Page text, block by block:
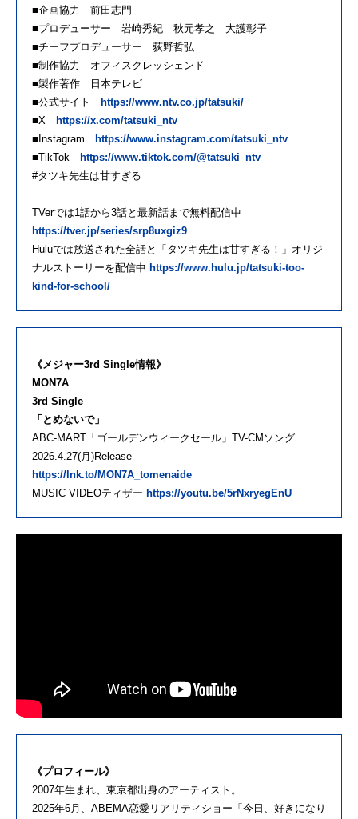
■企画協力 前田志門
■プロデューサー 岩崎秀紀 秋元孝之 大護彰子
■チーフプロデューサー 荻野哲弘
■制作協力 オフィスクレッシェンド
■製作著作 日本テレビ
■公式サイト
https://www.ntv.co.jp/tatsuki/
■X
https://x.com/tatsuki_ntv
■Instagram
https://www.instagram.com/tatsuki_ntv
■TikTok
https://www.tiktok.com/@tatsuki_ntv
#タツキ先生は甘すぎる
TVerでは1話から3話と最新話まで無料配信中
https://tver.jp/series/srp8uxgiz9
Huluでは放送された全話と「タツキ先生は甘すぎる！」オリジ
ナルストーリーを配信中 https://www.hulu.jp/tatsuki-too-
kind-for-school/
《メジャー3rd Single情報》
MON7A
3rd Single
「とめないで」
ABC-MART「ゴールデンウィークセール」TV-CMソング
2026.4.27(月)Release
https://lnk.to/MON7A_tomenaide
MUSIC VIDEOティザー https://youtu.be/5rNxryegEnU
《プロフィール》
2007年生まれ、東京都出身のアーティスト。
2025年6月、ABEMA恋愛リアリティショー「今日、好きになり